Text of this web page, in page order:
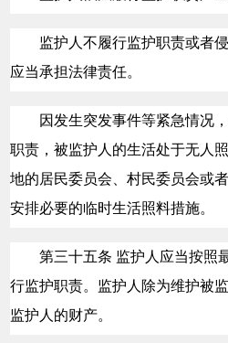
监护人不履行监护职责或者侵
应当承担法律责任。
因发生突发事件等紧急情况，
职责，被监护人的生活处于无人
地的居民委员会、村民委员会或
安排必要的临时生活照料措施。
第三十五条 监护人应当按照
行监护职责。监护人除为维护被
监护人的财产。